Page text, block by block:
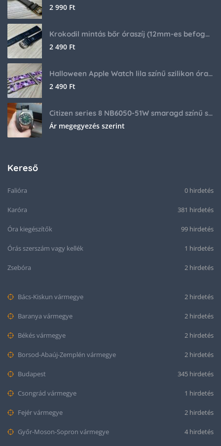
2 990 Ft
Krokodil mintás bőr óraszíj (12mm-es befogóval rendelkező órához)
2 490 Ft
Halloween Apple Watch lila színű szilikon óraszíj
2 490 Ft
Citizen series 8 NB6050-51W smaragd színű számlappal
Ár megegyezés szerint
Kereső
Falióra 0 hirdetés
Karóra 381 hirdetés
Óra kiegészítők 99 hirdetés
Órás szerszám vagy kellék 1 hirdetés
Zsebóra 2 hirdetés
Bács-Kiskun vármegye 2 hirdetés
Baranya vármegye 2 hirdetés
Békés vármegye 2 hirdetés
Borsod-Abaúj-Zemplén vármegye 2 hirdetés
Budapest 345 hirdetés
Csongrád vármegye 1 hirdetés
Fejér vármegye 2 hirdetés
Győr-Moson-Sopron vármegye 4 hirdetés